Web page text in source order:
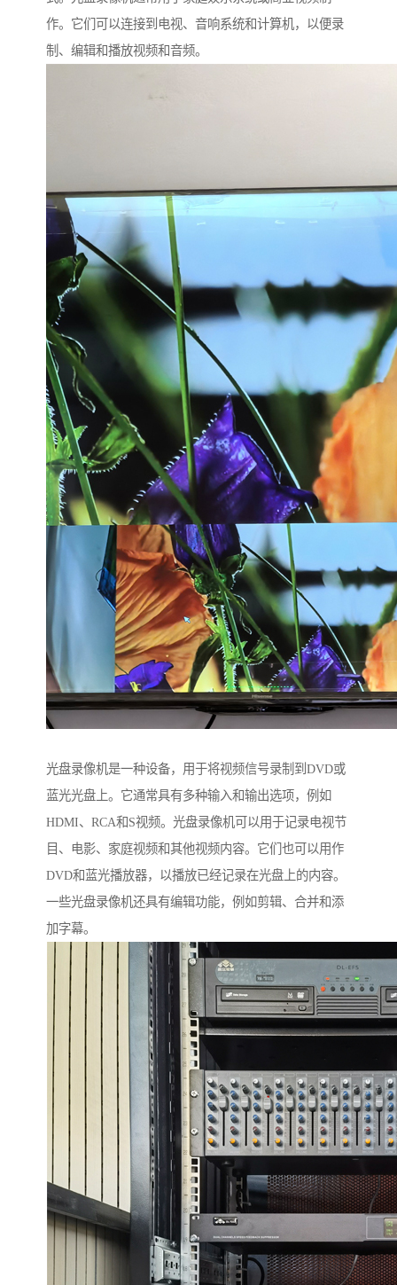
作。它们可以连接到电视、音响系统和计算机，以便录
制、编辑和播放视频和音频。
光盘录像机是一种设备，用于将视频信号录制到DVD或
蓝光光盘上。它通常具有多种输入和输出选项，例如
HDMI、RCA和S视频。光盘录像机可以用于记录电视节
目、电影、家庭视频和其他视频内容。它们也可以用作
DVD和蓝光播放器，以播放已经记录在光盘上的内容。
一些光盘录像机还具有编辑功能，例如剪辑、合并和添
加字幕。